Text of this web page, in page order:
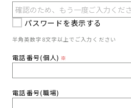
パスワードを表示する
半角英数字8文字以上でご入力ください
電話番号(個人) ※
電話番号(職場)